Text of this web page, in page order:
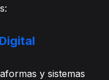
y sistemas